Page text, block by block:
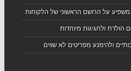
משפיע על הרושם הראשוני של הלקוחות
הולדת ולחגיגות מיוחדות
ולהימנע מפריטים לא שווים